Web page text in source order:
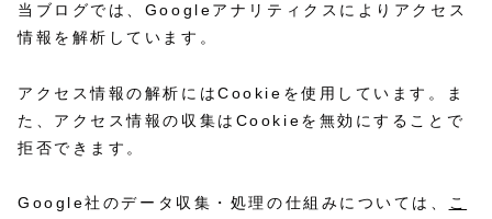
当ブログでは、Googleアナリティクスによりアクセス
情報を解析しています。
アクセス情報の解析にはCookieを使用しています。ま
た、アクセス情報の収集はCookieを無効にすることで
拒否できます。
Google社のデータ収集・処理の仕組みについては、
こ